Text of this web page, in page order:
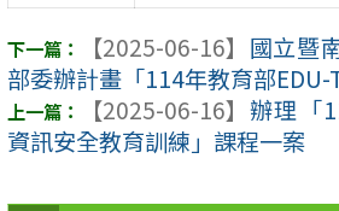
【2025-06-16】 國立暨
部委辦計畫「114年教育部EDU-
【2025-06-16】 辦理「
資訊安全教育訓練」課程一案